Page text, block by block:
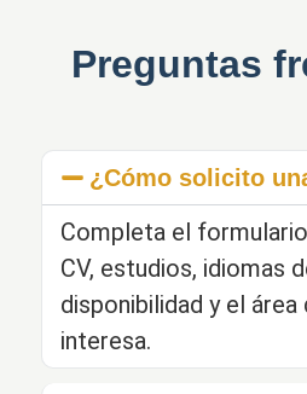
Preguntas
¿Cómo solicito
Completa el
CV, estudios, idiomas
disponibilidad y el
interesa.